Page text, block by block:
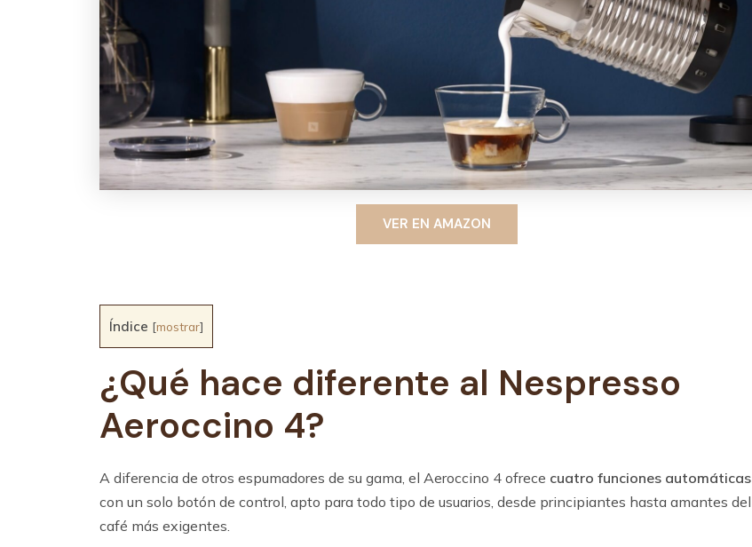
VER EN AMAZON
Índice [mostrar]
¿Qué hace diferente al Nespresso
Aeroccino 4?
A diferencia de otros espumadores de su gama, el Aeroccino 4 ofrece cuatro funciones automáticas
con un solo botón de control, apto para todo tipo de usuarios, desde principiantes hasta amantes del
café más exigentes.